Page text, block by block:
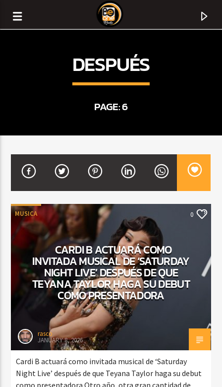
TITLE
ARTIST
CURRENT SHOW
BACHATA Y VALLENATO
9:00 AM 11:00 AM
Beone Radio
DESPUÉS
PAGE: 6
MUSICA 0
CARDI B ACTUARÁ COMO
INVITADA MUSICAL DE ‘SATURDAY
NIGHT LIVE’ DESPUÉS DE QUE
TEYANA TAYLOR HAGA SU DEBUT
COMO PRESENTADORA
rasco
JANUARY 8, 2026
Cardi B actuará como invitada musical de ‘Saturday
Night Live’ después de que Teyana Taylor haga su debut
como presentadora Otro año, otra gran cantidad de